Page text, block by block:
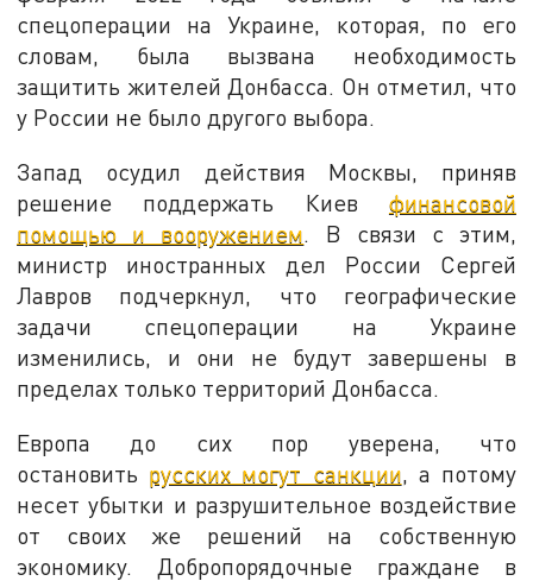
спецоперации на Украине, которая, по его
словам, была вызвана необходимость
защитить жителей Донбасса. Он отметил, что
у России не было другого выбора.
Запад осудил действия Москвы, приняв
решение поддержать Киев финансовой
помощью и вооружением. В связи с этим,
министр иностранных дел России Сергей
Лавров подчеркнул, что географические
задачи спецоперации на Украине
изменились, и они не будут завершены в
пределах только территорий Донбасса.
Европа до сих пор уверена, что
остановить русских могут санкции, а потому
несет убытки и разрушительное воздействие
от своих же решений на собственную
экономику. Добропорядочные граждане в